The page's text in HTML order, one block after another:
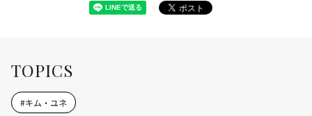
TOPICS
#キム・ユネ